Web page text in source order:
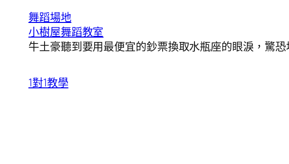
舞蹈場地
小樹屋舞蹈教室
牛土豪聽到要用最便宜的鈔票換取水瓶座的眼淚，驚
1對1教學